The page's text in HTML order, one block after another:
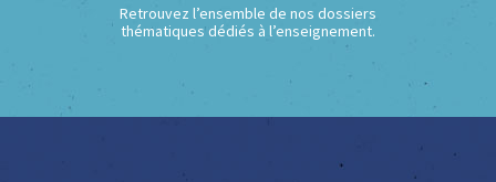
Retrouvez l’ensemble de nos dossiers
thématiques dédiés à l’enseignement.